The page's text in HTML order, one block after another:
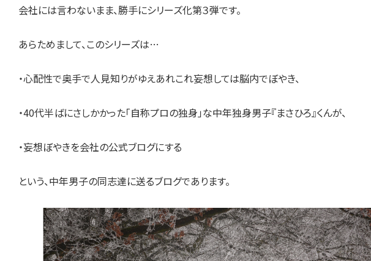
会社には言わないまま、勝手にシリーズ化第３弾です。
あらためまして、このシリーズは…
・心配性で奥手で人見知りがゆえあれこれ妄想しては脳内でぼやき、
・40代半ばにさしかかった「自称プロの独身」な中年独身男子『まさひろ』くんが、
・妄想ぼやきを会社の公式ブログにする
という、中年男子の同志達に送るブログであります。